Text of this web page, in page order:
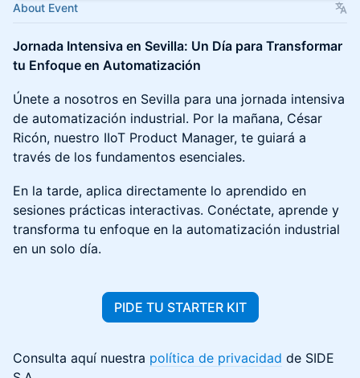
About Event
Jornada Intensiva en Sevilla: Un Día para Transformar
tu Enfoque en Automatización
Únete a nosotros en Sevilla para una jornada intensiva
de automatización industrial. Por la mañana, César
Ricón, nuestro IIoT Product Manager, te guiará a
través de los fundamentos esenciales.
En la tarde, aplica directamente lo aprendido en
sesiones prácticas interactivas. Conéctate, aprende y
transforma tu enfoque en la automatización industrial
en un solo día.
PIDE TU STARTER KIT
Consulta aquí nuestra política de privacidad de SIDE